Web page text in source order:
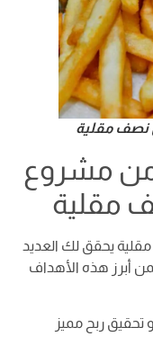
مقلية
من مشروع
مقلية
يحقق لك العديد
أبرز هذه الأهداف
ربح مميز